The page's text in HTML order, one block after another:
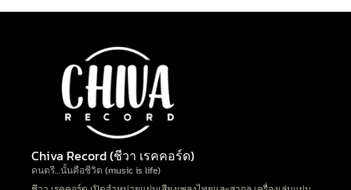
Chiva Record (ชีวา เรคคอร์ด)
ดนตรี…นั้นคือชีวิต (music is life)